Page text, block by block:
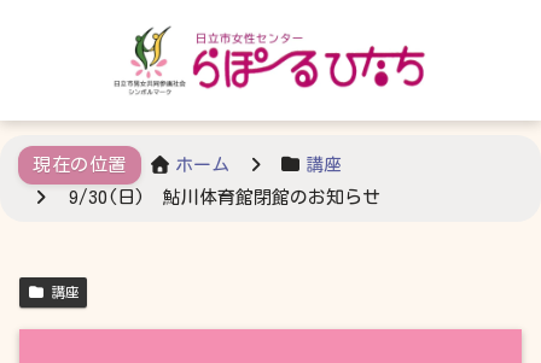
ホーム
講座
9/30(日) 鮎川体育館閉館のお知らせ
講座